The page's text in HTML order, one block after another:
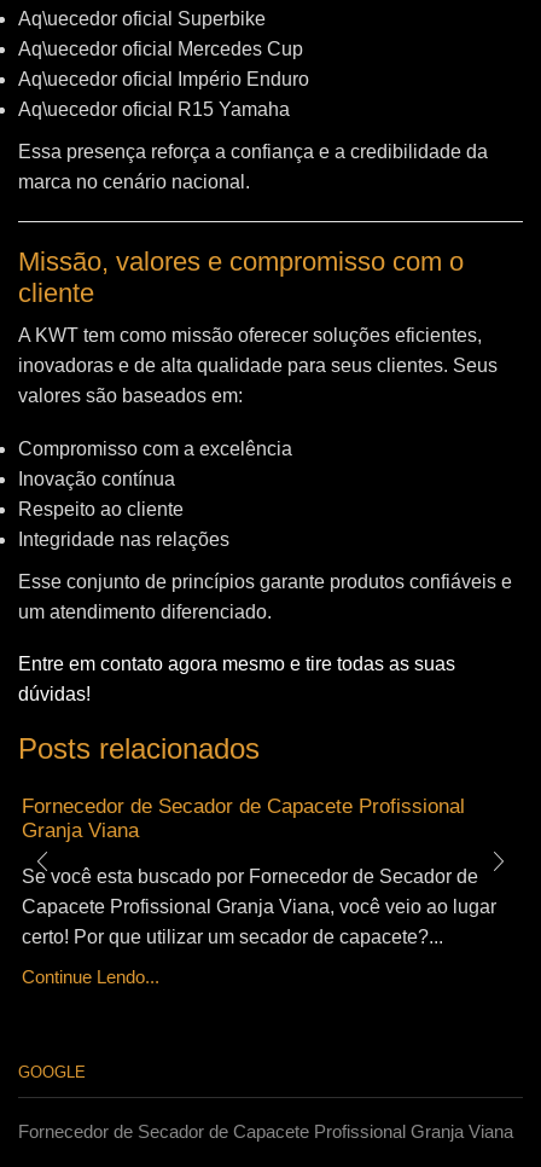
Aq\uecedor oficial Superbike
Aq\uecedor oficial Mercedes Cup
Aq\uecedor oficial Império Enduro
Aq\uecedor oficial R15 Yamaha
Essa presença reforça a confiança e a credibilidade da
marca no cenário nacional.
Missão, valores e compromisso com o
cliente
A KWT tem como missão oferecer soluções eficientes,
inovadoras e de alta qualidade para seus clientes. Seus
valores são baseados em:
Compromisso com a excelência
Inovação contínua
Respeito ao cliente
Integridade nas relações
Esse conjunto de princípios garante produtos confiáveis e
um atendimento diferenciado.
Entre em contato agora mesmo e tire todas as suas
dúvidas!
Posts relacionados
Fornecedor de Secador de Capacete Profissional
Granja Viana
Se você esta buscado por Fornecedor de Secador de
Capacete Profissional Granja Viana, você veio ao lugar
certo! Por que utilizar um secador de capacete?...
Continue Lendo...
GOOGLE
Fornecedor de Secador de Capacete Profissional Granja Viana